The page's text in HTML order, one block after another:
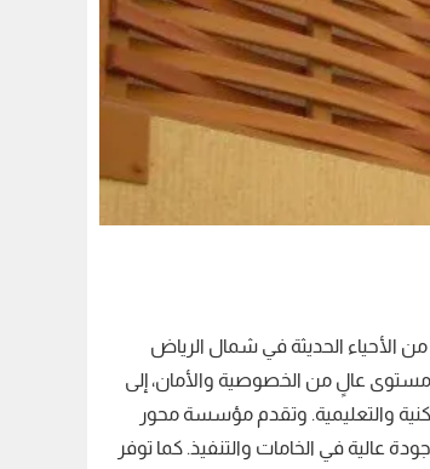
الأحياء الحديثة في شمال الرياض
عالٍ من الخصوصية والأمان، إلى
والتعليمية. وتقدم مؤسسة محور
بحي القيروان، مع أسعار تبدأ من 150 ريال للمتر فقط، وجودة عالية في الخامات والتنفيذ. كما توفر